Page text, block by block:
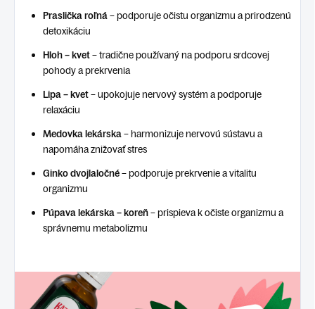
Praslička roľná– podporuje očistu organizmu a prirodzenú
detoxikáciu
Hloh – kvet– tradične používaný na podporu srdcovej
pohody a prekrvenia
Lipa – kvet– upokojuje nervový systém a podporuje
relaxáciu
Medovka lekárska– harmonizuje nervovú sústavu a
napomáha znižovať stres
Ginko dvojlaločné– podporuje prekrvenie a vitalitu
organizmu
Púpava lekárska – koreň– prispieva k očiste organizmu a
správnemu metabolizmu